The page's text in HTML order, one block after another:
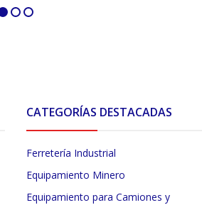
CATEGORÍAS DESTACADAS
Ferretería Industrial
Equipamiento Minero
Equipamiento para Camiones y